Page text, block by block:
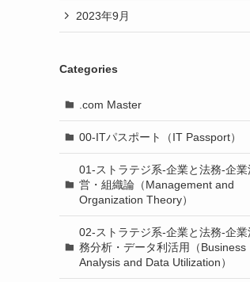
2023年9月
Categories
.com Master
00-ITパスポート（IT Passport）
01-ストラテジ系-企業と法務-企業
営・組織論（Management and
Organization Theory）
02-ストラテジ系-企業と法務-企業
務分析・データ利活用（Business
Analysis and Data Utilization）